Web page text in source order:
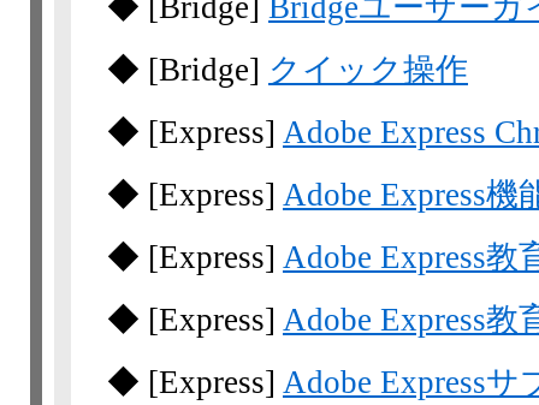
◆ [Bridge] Bridgeユーザー
◆ [Bridge] クイック操作
◆ [Express] Adobe Express
◆ [Express] Adobe Express
◆ [Express] Adobe Express教
◆ [Express] Adobe Express
◆ [Express] Adobe Express